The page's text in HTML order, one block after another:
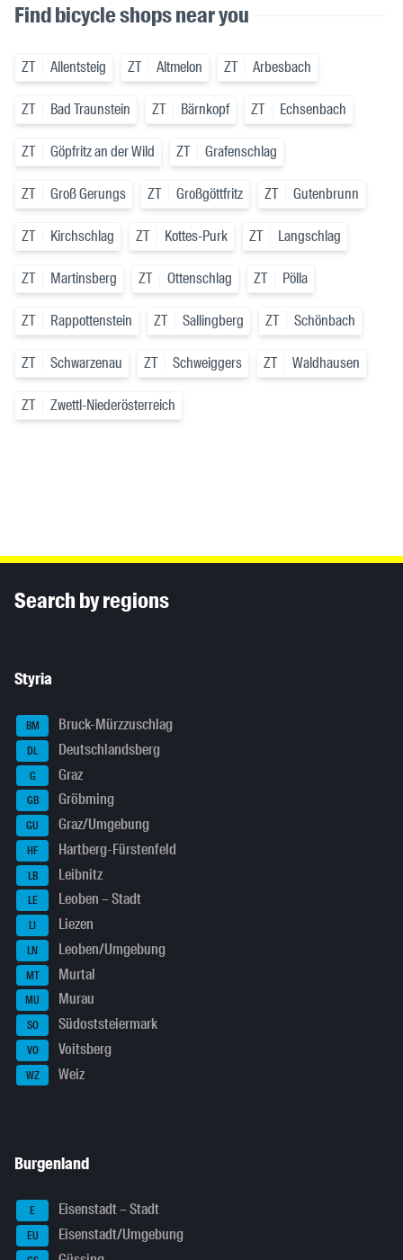
Find bicycle shops near you
ZT Allentsteig ZT Altmelon ZT Arbesbach
ZT Bad Traunstein ZT Bärnkopf ZT Echsenbach
ZT Göpfritz an der Wild ZT Grafenschlag
ZT Groß Gerungs ZT Großgöttfritz ZT Gutenbrunn
ZT Kirchschlag ZT Kottes-Purk ZT Langschlag
ZT Martinsberg ZT Ottenschlag ZT Pölla
ZT Rappottenstein ZT Sallingberg ZT Schönbach
ZT Schwarzenau ZT Schweiggers ZT Waldhausen
ZT Zwettl-Niederösterreich
Search by regions
Styria
BM Bruck-Mürzzuschlag
DL Deutschlandsberg
G Graz
GB Gröbming
GU Graz/Umgebung
HF Hartberg-Fürstenfeld
LB Leibnitz
LE Leoben – Stadt
LI Liezen
LN Leoben/Umgebung
MT Murtal
MU Murau
SO Südoststeiermark
VO Voitsberg
WZ Weiz
Burgenland
E Eisenstadt – Stadt
EU Eisenstadt/Umgebung